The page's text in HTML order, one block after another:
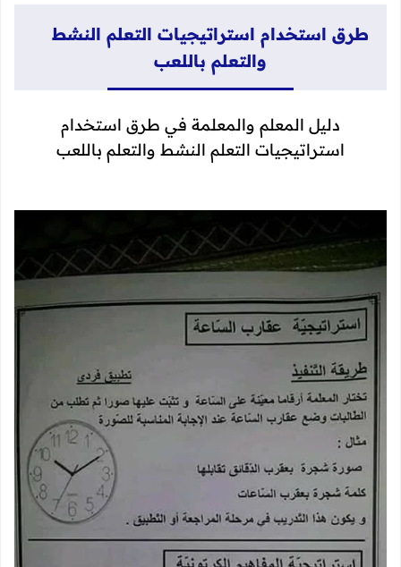
طرق استخدام استراتيجيات التعلم النشط
والتعلم باللعب
دليل المعلم والمعلمة في طرق استخدام
استراتيجيات التعلم النشط والتعلم باللعب